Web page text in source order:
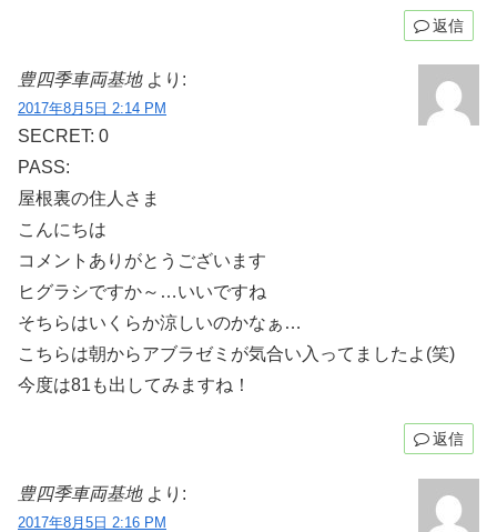
返信
豊四季車両基地 より:
2017年8月5日 2:14 PM
SECRET: 0
PASS:
屋根裏の住人さま
こんにちは
コメントありがとうございます
ヒグラシですか～…いいですね
そちらはいくらか涼しいのかなぁ…
こちらは朝からアブラゼミが気合い入ってましたよ(笑)
今度は81も出してみますね！
返信
豊四季車両基地 より:
2017年8月5日 2:16 PM